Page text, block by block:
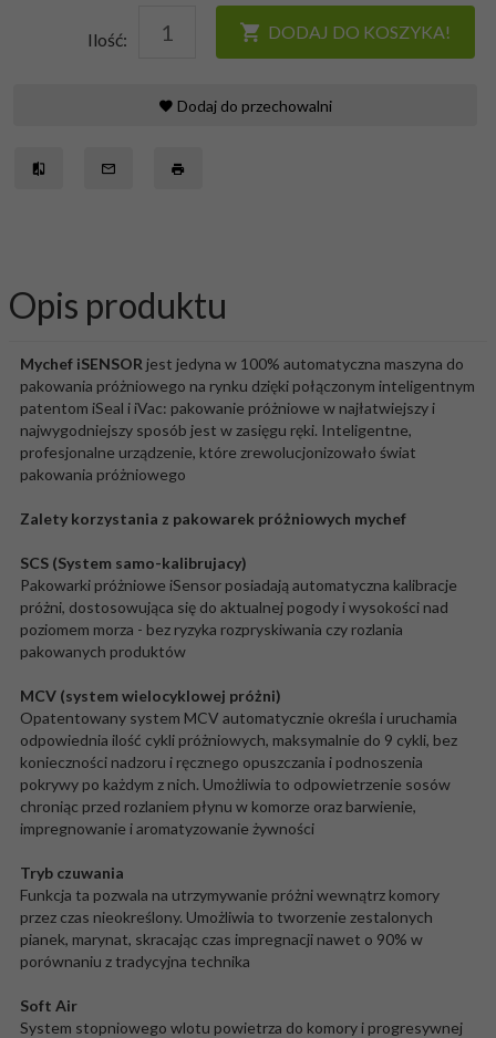
Ilość: DODAJ DO KOSZYKA!
Dodaj do przechowalni
Opis produktu
Mychef iSENSOR jest jedyna w 100% automatyczna maszyna do
pakowania próżniowego na rynku dzięki połączonym inteligentnym
patentom iSeal i iVac: pakowanie próżniowe w najłatwiejszy i
najwygodniejszy sposób jest w zasięgu ręki. Inteligentne,
profesjonalne urządzenie, które zrewolucjonizowało świat
pakowania próżniowego
Zalety korzystania z pakowarek próżniowych mychef
SCS (System samo-kalibrujacy)
Pakowarki próżniowe iSensor posiadają automatyczna kalibracje
próżni, dostosowująca się do aktualnej pogody i wysokości nad
poziomem morza - bez ryzyka rozpryskiwania czy rozlania
pakowanych produktów
MCV (system wielocyklowej próżni)
Opatentowany system MCV automatycznie określa i uruchamia
odpowiednia ilość cykli próżniowych, maksymalnie do 9 cykli, bez
konieczności nadzoru i ręcznego opuszczania i podnoszenia
pokrywy po każdym z nich. Umożliwia to odpowietrzenie sosów
chroniąc przed rozlaniem płynu w komorze oraz barwienie,
impregnowanie i aromatyzowanie żywności
Tryb czuwania
Funkcja ta pozwala na utrzymywanie próżni wewnątrz komory
przez czas nieokreślony. Umożliwia to tworzenie zestalonych
pianek, marynat, skracając czas impregnacji nawet o 90% w
porównaniu z tradycyjna technika
Soft Air
System stopniowego wlotu powietrza do komory i progresywnej